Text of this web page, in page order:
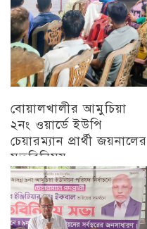
বোয়ালখালীর আমুচিয়া
২নং ওয়ার্ডে ইউপি
চেয়ারম্যান প্রার্থী জয়নালের
মতবিনিময়
চট্টগ্রাম